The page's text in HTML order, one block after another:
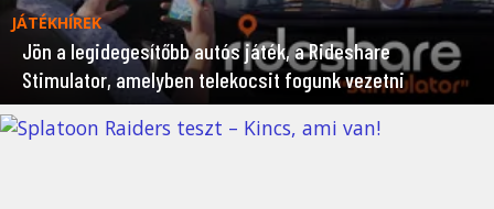
JÁTÉKHÍREK
Jön a legidegesítőbb autós játék, a Rideshare
Stimulator, amelyben telekocsit fogunk vezetni